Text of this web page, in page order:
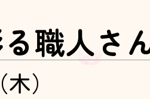
職人さ
）